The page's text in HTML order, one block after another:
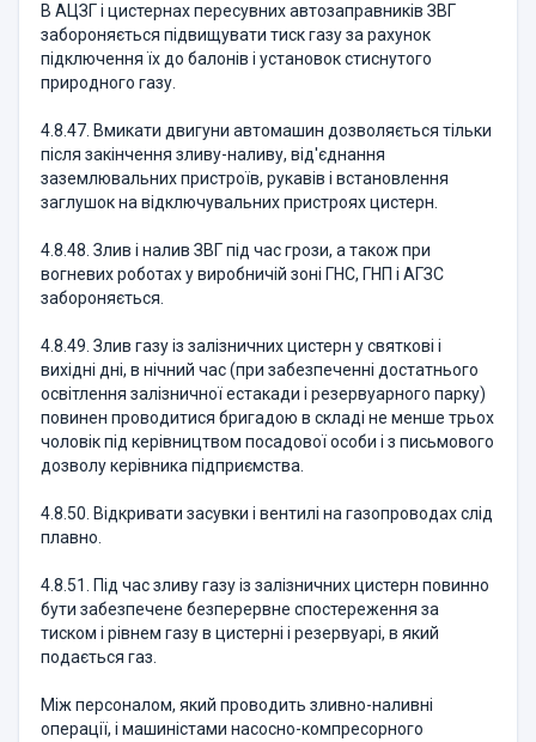
В АЦЗГ і цистернах пересувних автозаправників ЗВГ
забороняється підвищувати тиск газу за рахунок
підключення їх до балонів і установок стиснутого
природного газу.
4.8.47. Вмикати двигуни автомашин дозволяється тільки
після закінчення зливу-наливу, від'єднання
заземлювальних пристроїв, рукавів і встановлення
заглушок на відключувальних пристроях цистерн.
4.8.48. Злив і налив ЗВГ під час грози, а також при
вогневих роботах у виробничій зоні ГНС, ГНП і АГЗС
забороняється.
4.8.49. Злив газу із залізничних цистерн у святкові і
вихідні дні, в нічний час (при забезпеченні достатнього
освітлення залізничної естакади і резервуарного парку)
повинен проводитися бригадою в складі не менше трьох
чоловік під керівництвом посадової особи і з письмового
дозволу керівника підприємства.
4.8.50. Відкривати засувки і вентилі на газопроводах слід
плавно.
4.8.51. Під час зливу газу із залізничних цистерн повинно
бути забезпечене безперервне спостереження за
тиском і рівнем газу в цистерні і резервуарі, в який
подається газ.
Між персоналом, який проводить зливно-наливні
операції, і машиністами насосно-компресорного